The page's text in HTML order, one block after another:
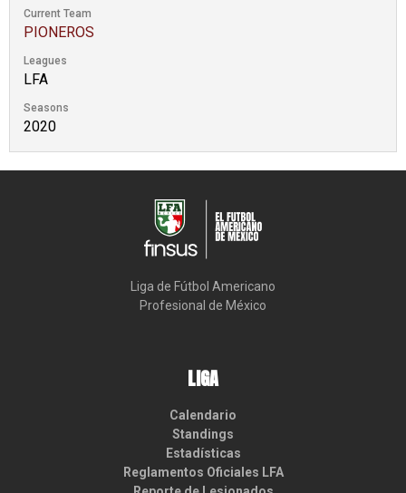
Current Team
PIONEROS
Leagues
LFA
Seasons
2020
Liga de Fútbol Americano
Profesional de México
LIGA
Calendario
Standings
Estadísticas
Reglamentos Oficiales LFA